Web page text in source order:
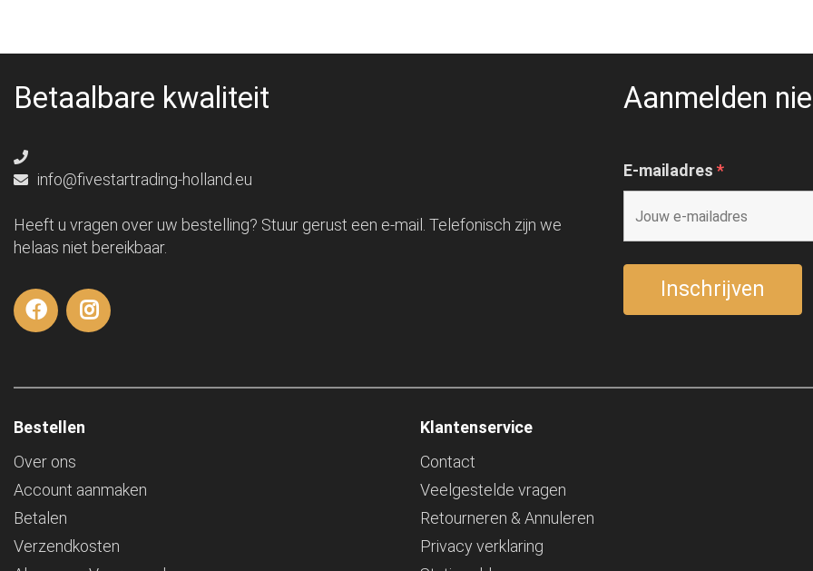
Betaalbare kwaliteit
info@fivestartrading-holland.eu
Heeft u vragen over uw bestelling? Stuur gerust een e-mail. Telefonisch zijn we
helaas niet bereikbaar.
Aanmelden
E-mailadres *
Bestellen
Over ons
Account aanmaken
Betalen
Verzendkosten
Klantenservice
Contact
Veelgestelde vragen
Retourneren & Annuleren
Privacy verklaring